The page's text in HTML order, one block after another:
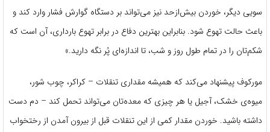
سویی دیگر، خوردن بیش‌ازحد نیز می‌تواند بر دستگاه گوارش فشار وارد کند و
باعث حالت تهوع شود. بنابراین بهترین دفاع در برابر تهوع بارداری، آن است که
شکم‌تان را در تمام طول روز و شب، تا اندازه‌‌ای پُر نگه دارید.»
مورکوف پیشنهاد می‌کند که همیشه مقداری تنقلات – کراکر، چوب شور،
میوه‌ی خشک، آجیل یا هر چیزی که معده‌تان می‌تواند تحمل کند – دم دست
داشته باشید. خوردن مقدار کمی از این تنقلات قبل از بیرون آمدن از رختخواب